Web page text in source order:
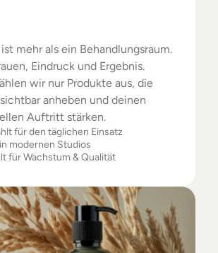
mehr als ein Behandlungsraum.
Eindruck und Ergebnis.
wir nur Produkte aus, die
anheben und deinen
Auftritt stärken.
für den täglichen Einsatz
modernen Studios
für Wachstum & Qualität